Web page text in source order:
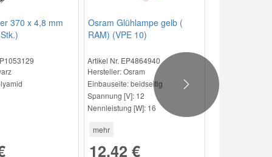
Klimaanlage
RHY (DW10TD)
08/04
Klimaanlage
4HX (DW12TED4)
06/01 -
370 x 4,8 mm
Osram Glühlampe gelb (
RAM) (VPE 10)
Artikel Nr. EP4864940
Hersteller: Osram
Einbauseite:beidseitig
Spannung [V]: 12
Nennleistung [W]: 16
mehr
12,42 €
Next